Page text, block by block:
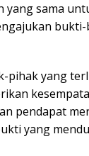
yang sama
pihak yang
pendapat
yang